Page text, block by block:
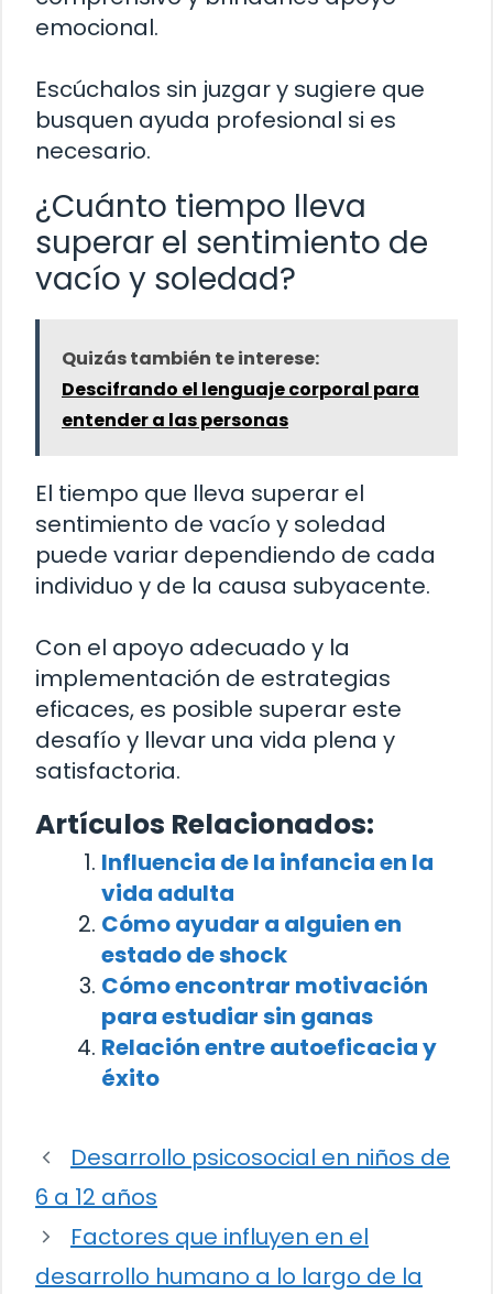
emocional.
Escúchalos sin juzgar y sugiere que
busquen ayuda profesional si es
necesario.
¿Cuánto tiempo lleva
superar el sentimiento de
vacío y soledad?
Quizás también te interese:
Descifrando el lenguaje corporal para
entender a las personas
El tiempo que lleva superar el
sentimiento de vacío y soledad
puede variar dependiendo de cada
individuo y de la causa subyacente.
Con el apoyo adecuado y la
implementación de estrategias
eficaces, es posible superar este
desafío y llevar una vida plena y
satisfactoria.
Artículos Relacionados:
Influencia de la infancia en la
vida adulta
Cómo ayudar a alguien en
estado de shock
Cómo encontrar motivación
para estudiar sin ganas
Relación entre autoeficacia y
éxito
Desarrollo psicosocial en niños de
6 a 12 años
Factores que influyen en el
desarrollo humano a lo largo de la